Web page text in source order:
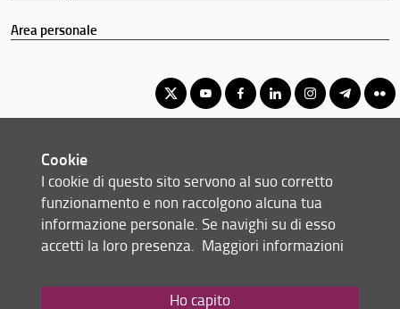
Area personale
© Copyright 2012-2026 Università degli Studi di Firenze UNIFI
P.IVA/Cod.Fis 01279680480
Scuola di Scienze Politiche 'Cesare Alfieri' - Via delle Pandette, 32 -
50127 Firenze (FI)
Email:scuola(AT)sc-politiche.unifi.it
Cookie
I cookie di questo sito servono al suo corretto
funzionamento e non raccolgono alcuna tua
informazione personale. Se navighi su di esso
accetti la loro presenza. Maggiori informazioni
Ho capito